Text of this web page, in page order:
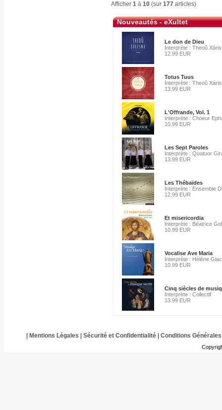
Afficher 1 à 10 (sur 177 articles)
Nouveautés - eXultet
Le don de Dieu
Interprète : Theoû
12.99 EUR
Totus Tuus
Interprète : Theoû
13.99 EUR
L'Offrande, Vol. 1
Interprète : Choeur
10.99 EUR
Les Sept Paroles
Interprète : Quatuor
13.99 EUR
Les Thébaïdes
Interprète : Ensemble
12.99 EUR
Et misericordia
Interprète : Béatrice
10.99 EUR
Vocalise Ave Maria
Interprète : Hélène
10.99 EUR
Cinq siècles de
Interprète : Collectif
13.99 EUR
Mentions Légales Sécurité et Confidentialité| Conditions Générales